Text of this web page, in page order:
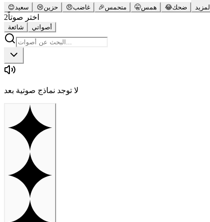
😊سعيد 😢حزين 😠غاضب 🎉متحمس 🤫همس 😂ضحك المزيد
2اختر صوتاً
شائعة أصواتي
لا توجد نماذج صوتية بعد